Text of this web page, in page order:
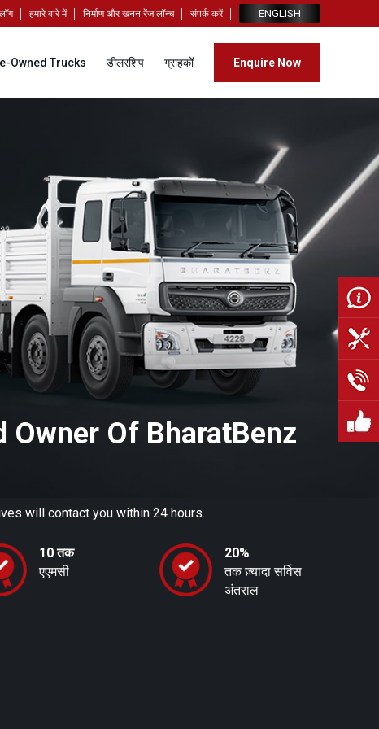
exciting locations. Click here to partner with us!
हमारे बारे में निर्माण और खनन रेंज लॉन्च संपर्क करें ENGLISH
Owned Trucks डीलरशिप ग्राहकों Enquire Now
Owner Of BharatBenz
will contact you within 24 hours.
10 तक
एएमसी
20%
तक ज़्यादा सर्विस
अंतराल